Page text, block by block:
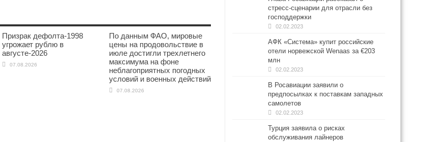
Призрак дефолта-1998
угрожает рублю в
августе-2026
07.08.2026
По данным ФАО, мировые
цены на продовольствие в
июле достигли трехлетнего
максимума на фоне
неблагоприятных погодных
условий и военных действий
07.08.2026
стресс-сценарии для отрасли без
господдержки
02.02.2023
АФК «Система» купит российские
отели норвежской Wenaas за €203
млн
02.02.2023
В Росавиации заявили о
предпосылках к поставкам западных
самолетов
02.02.2023
Турция заявила о рисках
обслуживания лайнеров